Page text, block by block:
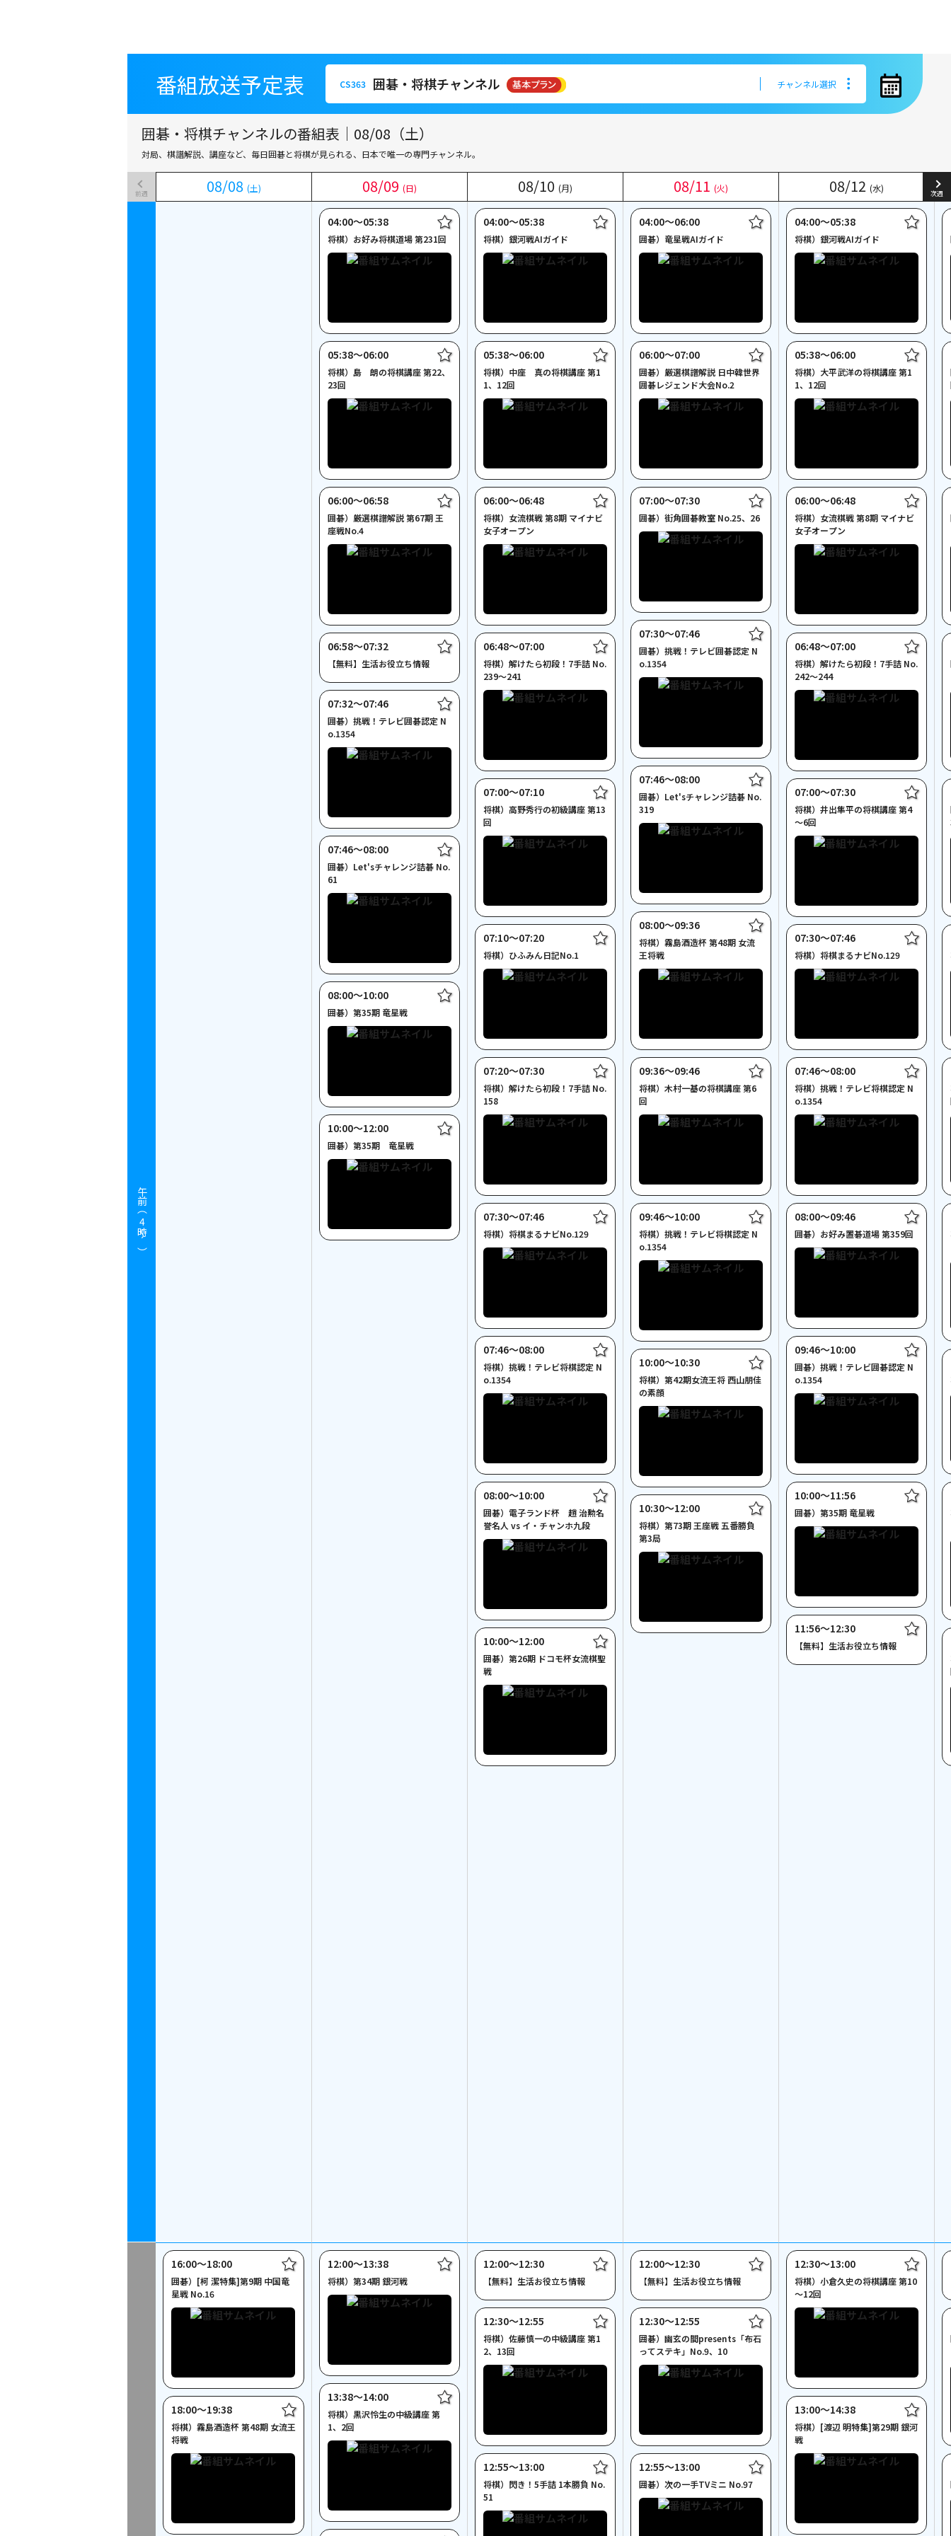
番組放送予定表 CS363 囲碁・将棋チャンネル チャンネル選択
番組放送予定表 囲碁・将棋チャンネル
囲碁・将棋チャンネルの番組表｜08/08（土）
対局、棋譜解説、講座など、毎日囲碁と将棋が見られる、日本で唯一の専門チャンネル。
08/08 (土) 08/09 (日) 08/10 (月) 08/11 (火) 08/12 (水)
前週 次週
午前（
4
時～）
08/08 (土) 08/09 (日) 08/10 (月) 08/11 (火) 08/12 (水)
04:00〜05:38
将棋）お好み将棋道場 第231回
05:38〜06:00
将棋）島 朗の将棋講座 第22、
23回
06:00〜06:58
囲碁）厳選棋譜解説 第67期 王
座戦No.4
06:58〜07:32
【無料】生活お役立ち情報
07:32〜07:46
囲碁）挑戦！テレビ囲碁認定 N
o.1354
07:46〜08:00
囲碁）Let'sチャレンジ詰碁 No.
61
08:00〜10:00
囲碁）第35期 竜星戦
10:00〜12:00
囲碁）第35期 竜星戦
04:00〜05:38
将棋）銀河戦AIガイド
05:38〜06:00
将棋）中座 真の将棋講座 第1
1、12回
06:00〜06:48
将棋）女流棋戦 第8期 マイナビ
女子オープン
06:48〜07:00
将棋）解けたら初段！7手詰 No.
239～241
07:00〜07:10
将棋）高野秀行の初級講座 第13
回
07:10〜07:20
将棋）ひふみん日記No.1
07:20〜07:30
将棋）解けたら初段！7手詰 No.
158
07:30〜07:46
将棋）将棋まるナビNo.129
07:46〜08:00
将棋）挑戦！テレビ将棋認定 N
o.1354
08:00〜10:00
囲碁）電子ランド杯 趙 治勲名
誉名人 vs イ・チャンホ九段
10:00〜12:00
囲碁）第26期 ドコモ杯女流棋聖
戦
04:00〜06:00
囲碁）竜星戦AIガイド
06:00〜07:00
囲碁）厳選棋譜解説 日中韓世界
囲碁レジェンド大会No.2
07:00〜07:30
囲碁）街角囲碁教室 No.25、26
07:30〜07:46
囲碁）挑戦！テレビ囲碁認定 N
o.1354
07:46〜08:00
囲碁）Let'sチャレンジ詰碁 No.
319
08:00〜09:36
将棋）霧島酒造杯 第48期 女流
王将戦
09:36〜09:46
将棋）木村一基の将棋講座 第6
回
09:46〜10:00
将棋）挑戦！テレビ将棋認定 N
o.1354
10:00〜10:30
将棋）第42期女流王将 西山朋佳
の素顔
10:30〜12:00
将棋）第73期 王座戦 五番勝負
第3局
04:00〜05:38
将棋）銀河戦AIガイド
05:38〜06:00
将棋）大平武洋の将棋講座 第1
1、12回
06:00〜06:48
将棋）女流棋戦 第8期 マイナビ
女子オープン
06:48〜07:00
将棋）解けたら初段！7手詰 No.
242～244
07:00〜07:30
将棋）井出隼平の将棋講座 第4
～6回
07:30〜07:46
将棋）将棋まるナビNo.129
07:46〜08:00
将棋）挑戦！テレビ将棋認定 N
o.1354
08:00〜09:46
囲碁）お好み置碁道場 第359回
09:46〜10:00
囲碁）挑戦！テレビ囲碁認定 N
o.1354
10:00〜11:56
囲碁）第35期 竜星戦
11:56〜12:30
【無料】生活お役立ち情報
16:00〜18:00
囲碁）[柯 潔特集]第9期 中国竜
星戦 No.16
18:00〜19:38
将棋）霧島酒造杯 第48期 女流王
将戦
12:00〜13:38
将棋）第34期 銀河戦
13:38〜14:00
将棋）黒沢怜生の中級講座 第
1、2回
12:00〜12:30
【無料】生活お役立ち情報
12:30〜12:55
将棋）佐藤慎一の中級講座 第1
2、13回
12:55〜13:00
将棋）閃き！5手詰 1本勝負 No.
51
12:00〜12:30
【無料】生活お役立ち情報
12:30〜12:55
囲碁）幽玄の間presents「布石
ってステキ」No.9、10
12:55〜13:00
囲碁）次の一手TVミニ No.97
12:30〜13:00
将棋）小倉久史の将棋講座 第10
～12回
13:00〜14:38
将棋）[渡辺 明特集]第29期 銀河
戦